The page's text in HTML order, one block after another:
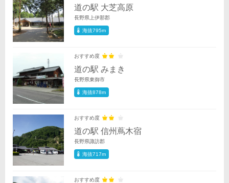
道の駅 大芝高原
長野県上伊那郡
海抜795m
おすすめ度
道の駅 みまき
長野県東御市
海抜878m
おすすめ度
道の駅 信州蔦木宿
長野県諏訪郡
海抜717m
おすすめ度